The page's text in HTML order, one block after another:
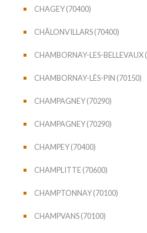
CHAGEY (70400)
CHÂLONVILLARS (70400)
CHAMBORNAY-LES-BELLEVAUX
CHAMBORNAY-LÈS-PIN (70150)
CHAMPAGNEY (70290)
CHAMPAGNEY (70290)
CHAMPEY (70400)
CHAMPLITTE (70600)
CHAMPTONNAY (70100)
CHAMPVANS (70100)